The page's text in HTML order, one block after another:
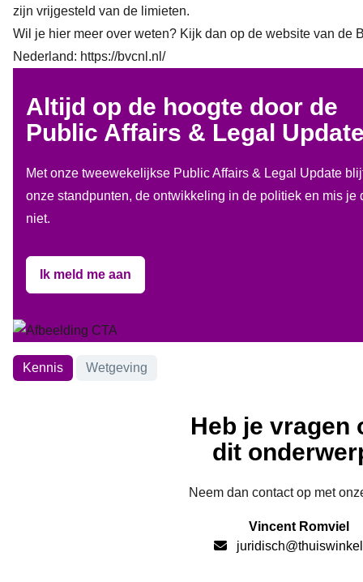
zijn vrijgesteld van de limieten.
Wil je hier meer over weten? Kijk dan op de website van de
Nederland: https://bvcnl.nl/
Altijd op de hoogte door de
Public Affairs & Legal
Met onze tweewekelijkse Public Affairs & Legal Update
onze standpunten, de ontwikkeling in de politiek en mis
niet.
Ik meld me aan
Onderwerpen
Kennis Wetgeving
Heb je vragen
dit
Neem dan contact op met
Vincent Romviel